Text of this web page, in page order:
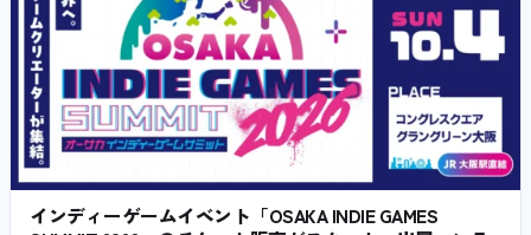
インディーゲームイベント「OSAKA INDIE GAMES